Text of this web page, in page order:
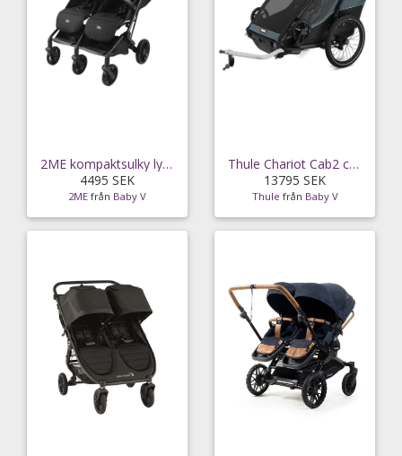
2ME kompaktsulky lyx dubbel, svart
4495 SEK
2ME från Baby V
Thule Chariot Cab2 cykelvagn, dark slate
13795 SEK
Thule från Baby V